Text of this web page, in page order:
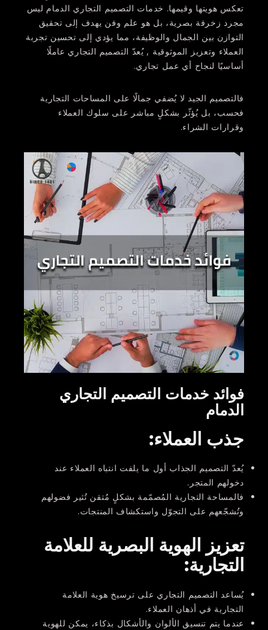
تعكس هويتها وقيمها. خدمات التصميم التجاري الدمام ليس
مجرد زخرفة بصرية، بل هو علم وفن يهدف إلى تحقيق
التوازن بين الجمال والوظيفة، مما يؤدي إلى تحسين تجربة
العملاء وتعزيز الموثوقية , يُعدّ التصميم التجاري عاملًا
أساسيًا لنجاح أي عمل تجاري.
فالتصميم الجيد لا يُضفي جمالًا على المساحات التجارية
فحسب، بل يُؤثّر بشكلٍ مباشر على سلوك العملاء
وقرارات الشراء.
فوائد خدمات التصميم التجاري
الدمام
جذب العملاء:
يُعدّ التصميم الجذاب أول ما يلفت انتباه العملاء عند
دخولهم المتجر.
فالمساحة التجارية المُصمّمة بشكلٍ مُتقن تُثير فضولهم
وتُشجّعهم على التجوّل واستكشاف المنتجات.
تعزيز الهوية البصرية للعلامة
التجارية:
يُساعد التصميم التجاري على ترسيخ هوية العلامة
التجارية في أذهان العملاء.
عندما يتم تنسيق الألوان والأشكال بذكاء، يمكن للهوية